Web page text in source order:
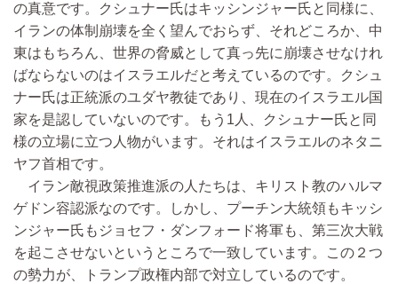
の真意です。クシュナー氏はキッシンジャー氏と同様に、
イランの体制崩壊を全く望んでおらず、それどころか、中
東はもちろん、世界の脅威として真っ先に崩壊させなけれ
ばならないのはイスラエルだと考えているのです。クシュ
ナー氏は正統派のユダヤ教徒であり、現在のイスラエル国
家を是認していないのです。もう1人、クシュナー氏と同
様の立場に立つ人物がいます。それはイスラエルのネタニ
ヤフ首相です。
イラン敵視政策推進派の人たちは、キリスト教のハルマ
ゲドン容認派なのです。しかし、プーチン大統領もキッシ
ンジャー氏もジョセフ・ダンフォード将軍も、第三次大戦
を起こさせないというところで一致しています。この２つ
の勢力が、トランプ政権内部で対立しているのです。